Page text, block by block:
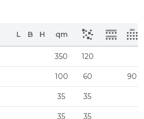
L B H qm
350 120
100 60 90
35 35
35 35